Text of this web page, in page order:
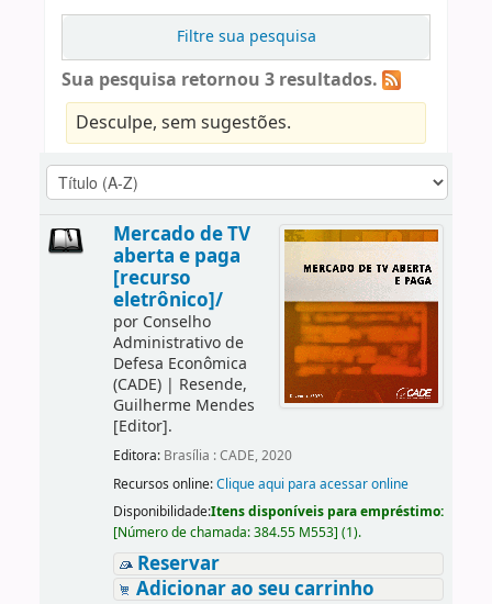
Filtre sua pesquisa
Sua pesquisa retornou 3 resultados.
Desculpe, sem sugestões.
Mercado de TV
aberta e paga
[recurso
eletrônico]/
por Conselho
Administrativo de
Defesa Econômica
(CADE)| Resende,
Guilherme Mendes
[Editor].
Editora: Brasília : CADE, 2020
Recursos online:Clique aqui para acessar online
Disponibilidade:Itens disponíveis para empréstimo:
[Número de chamada:384.55 M553] (1).
Reservar
Adicionar ao seu carrinho